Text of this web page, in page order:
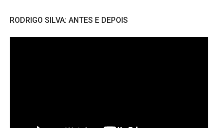
RODRIGO SILVA: ANTES E DEPOIS